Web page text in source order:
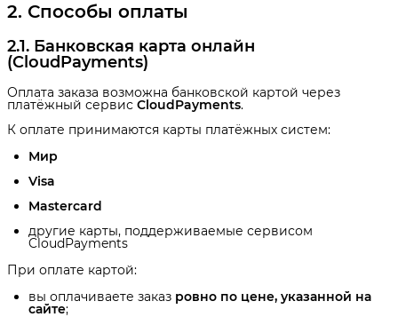
2. Способы оплаты
2.1. Банковская карта онлайн
(CloudPayments)
Оплата заказа возможна банковской картой через
платёжный сервис CloudPayments.
К оплате принимаются карты платёжных систем:
Мир
Visa
Mastercard
другие карты, поддерживаемые сервисом
CloudPayments
При оплате картой:
вы оплачиваете заказ ровно по цене, указанной на
сайте;